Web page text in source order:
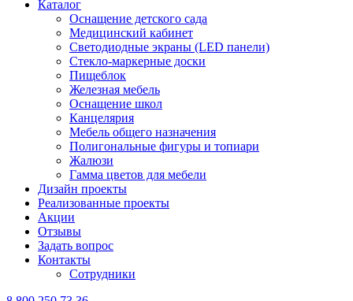
Каталог
Оснащение детского сада
Медицинский кабинет
Светодиодные экраны (LED панели)
Стекло-маркерные доски
Пищеблок
Железная мебель
Оснащение школ
Канцелярия
Мебель общего назначения
Полигональные фигуры и топиари
Жалюзи
Гамма цветов для мебели
Дизайн проекты
Реализованные проекты
Акции
Отзывы
Задать вопрос
Контакты
Сотрудники